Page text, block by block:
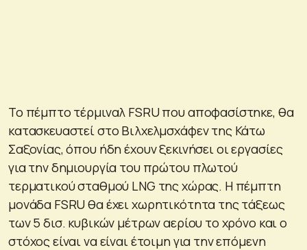
Το πέμπτο τέρμιναλ FSRU που αποφασίστηκε, θα
κατασκευαστεί στο Βιλχελμσχάφεν της Κάτω
Σαξονίας, όπου ήδη έχουν ξεκινήσει οι εργασίες
για την δημιουργία του πρώτου πλωτού
τερματικού σταθμού LNG της χώρας. Η πέμπτη
μονάδα FSRU θα έχει χωρητικότητα της τάξεως
των 5 δισ. κυβικών μέτρων αερίου το χρόνο και ο
στόχος είναι να είναι έτοιμη για την επόμενη